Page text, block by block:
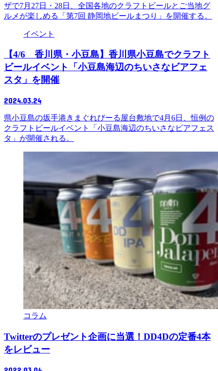
ザで7月27日・28日、全国各地のクラフトビールとご当地グ
ルメが楽しめる「第7回 静岡地ビールまつり」を開催する。
イベント
【4/6 香川県・小豆島】香川県小豆島でクラフト
ビールイベント「小豆島海辺のちいさなビアフェ
スタ」を開催
2024.03.24
県小豆島の坂手港きまぐれびーる屋台敷地で4月6日、恒例の
クラフトビールイベント「小豆島海辺のちいさなビアフェス
タ」が開催される。
コラム
Twitterのプレゼント企画に当選！DD4Dの定番4本
をレビュー